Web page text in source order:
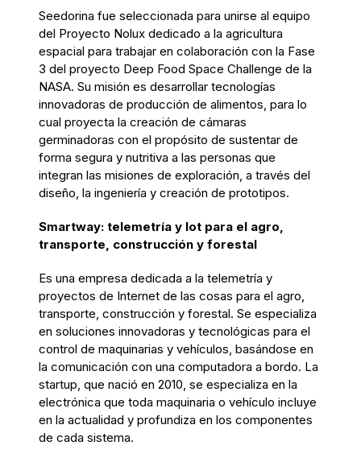
Seedorina fue seleccionada para unirse al equipo
del Proyecto Nolux dedicado a la agricultura
espacial para trabajar en colaboración con la Fase
3 del proyecto Deep Food Space Challenge de la
NASA. Su misión es desarrollar tecnologías
innovadoras de producción de alimentos, para lo
cual proyecta la creación de cámaras
germinadoras con el propósito de sustentar de
forma segura y nutritiva a las personas que
integran las misiones de exploración, a través del
diseño, la ingeniería y creación de prototipos.
Smartway: telemetría y Iot para el agro,
transporte, construcción y forestal
Es una empresa dedicada a la telemetría y
proyectos de Internet de las cosas para el agro,
transporte, construcción y forestal. Se especializa
en soluciones innovadoras y tecnológicas para el
control de maquinarias y vehículos, basándose en
la comunicación con una computadora a bordo. La
startup, que nació en 2010, se especializa en la
electrónica que toda maquinaria o vehículo incluye
en la actualidad y profundiza en los componentes
de cada sistema.